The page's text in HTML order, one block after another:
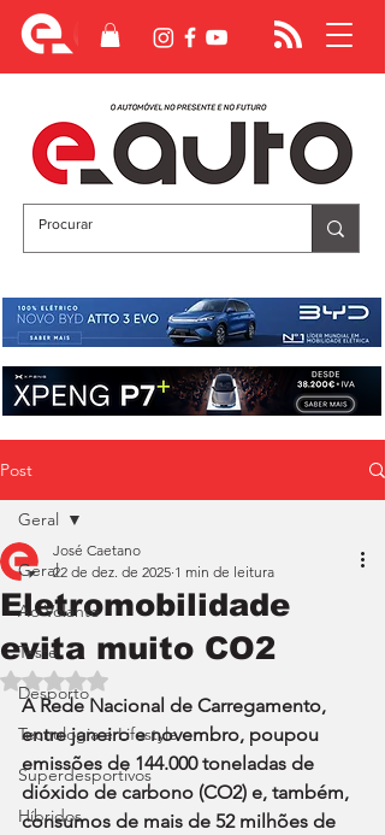
Post
Geral
Ao Volante
Teste
Desporto
Tecnologia e Lifestyle
Superdesportivos
Híbridos
Geral
Eletromobilidade
evita muito CO2
José Caetano
22 de dez. de 2025 1 min de leitura
Avaliado com NaN de 5 estrelas.
A Rede Nacional de Carregamento,
entre janeiro e novembro, poupou
emissões de 144.000 toneladas de
dióxido de carbono (CO2) e, também,
consumos de mais de 52 milhões de